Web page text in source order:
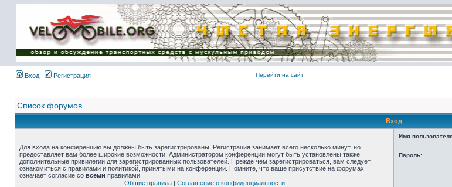
Вход Регистрация Перейти на сайт
Список форумов
Вход
Для входа на конференцию вы должны быть зарегистрированы. Регистрация занимает всего несколько минут, но
предоставляет вам более широкие возможности. Администратором конференции могут быть установлены также
дополнительные привилегии для зарегистрированных пользователей. Прежде чем зарегистрироваться, вам следует
ознакомиться с правилами и политикой, принятыми на конференции. Помните, что ваше присутствие на форумах
означает согласие со всеми правилами.
Общие правила| Соглашение о конфиденциальности
Имя
Пароль: